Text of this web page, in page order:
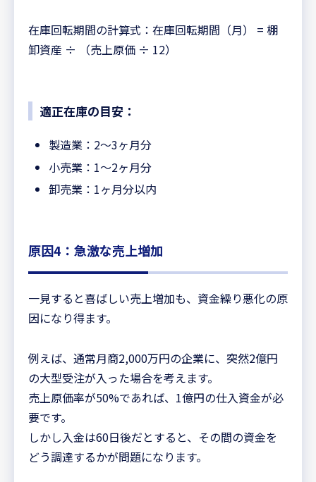
在庫回転期間の計算式：在庫回転期間（月） = 棚
卸資産 ÷ （売上原価 ÷ 12）
適正在庫の目安：
製造業：2〜3ヶ月分
小売業：1〜2ヶ月分
卸売業：1ヶ月分以内
原因4：急激な売上増加
一見すると喜ばしい売上増加も、資金繰り悪化の原
因になり得ます。
例えば、通常月商2,000万円の企業に、突然2億円
の大型受注が入った場合を考えます。
売上原価率が50%であれば、1億円の仕入資金が必
要です。
しかし入金は60日後だとすると、その間の資金を
どう調達するかが問題になります。